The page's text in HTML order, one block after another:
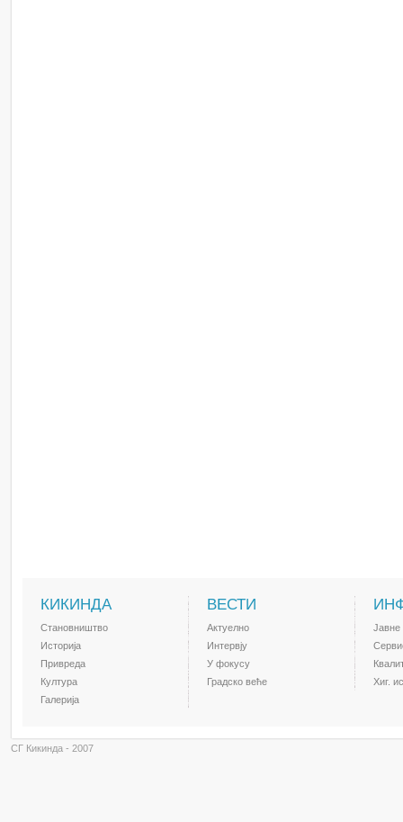
КИКИНДА
Становништво
Историја
Привреда
Култура
Галерија
ВЕСТИ
Актуелно
Интервју
У фокусу
Градско веће
Јавне
Хиг.
СГ Кикинда - 2007